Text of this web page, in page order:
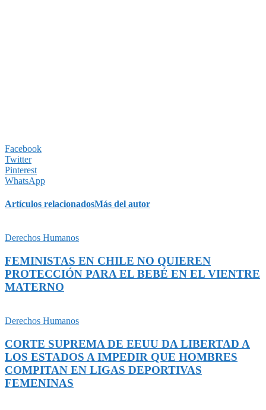
Facebook
Twitter
Pinterest
WhatsApp
Artículos relacionadosMás del autor
Derechos Humanos
FEMINISTAS EN CHILE NO QUIEREN
PROTECCIÓN PARA EL BEBÉ EN EL VIENTRE
MATERNO
Derechos Humanos
CORTE SUPREMA DE EEUU DA LIBERTAD A
LOS ESTADOS A IMPEDIR QUE HOMBRES
COMPITAN EN LIGAS DEPORTIVAS
FEMENINAS